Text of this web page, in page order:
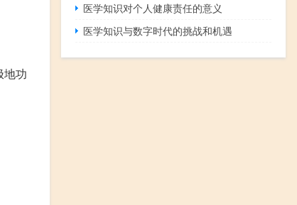
地功
医学知识对个人健康责任的意义
医学知识与数字时代的挑战和机遇